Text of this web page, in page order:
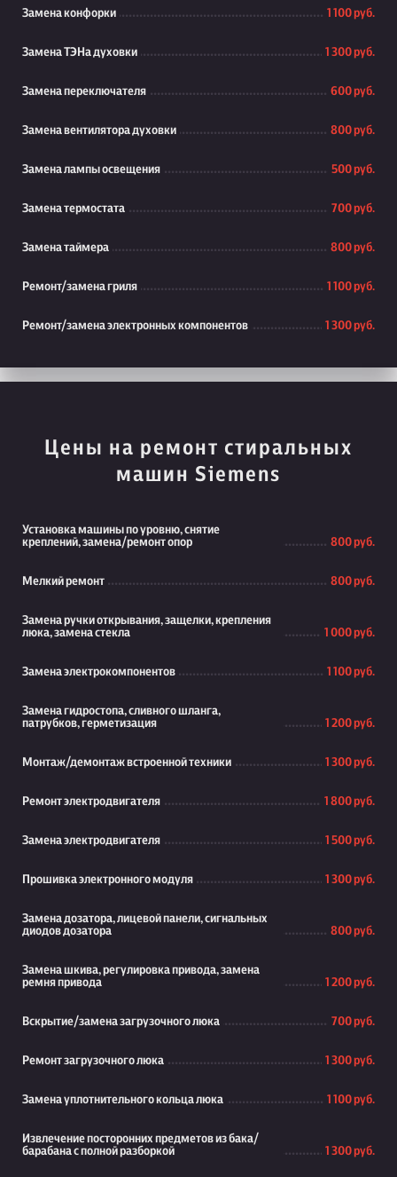
Замена конфорки 1 100 руб.
Замена ТЭНа духовки 1 300 руб.
Замена переключателя 600 руб.
Замена вентилятора духовки 800 руб.
Замена лампы освещения 500 руб.
Замена термостата 700 руб.
Замена таймера 800 руб.
Ремонт/замена гриля 1 100 руб.
Ремонт/замена электронных компонентов 1 300 руб.
Цены на ремонт стиральных
машин Siemens
Установка машины по уровню, снятие
креплений, замена/ремонт опор
800 руб.
Мелкий ремонт 800 руб.
Замена ручки открывания, защелки, крепления
люка, замена стекла
1 000 руб.
Замена электрокомпонентов 1 100 руб.
Замена гидростопа, сливного шланга,
патрубков, герметизация
1 200 руб.
Монтаж/демонтаж встроенной техники 1 300 руб.
Ремонт электродвигателя 1 800 руб.
Замена электродвигателя 1 500 руб.
Прошивка электронного модуля 1 300 руб.
Замена дозатора, лицевой панели, сигнальных
диодов дозатора
800 руб.
Замена шкива, регулировка привода, замена
ремня привода
1 200 руб.
Вскрытие/замена загрузочного люка 700 руб.
Ремонт загрузочного люка 1 300 руб.
Замена уплотнительного кольца люка 1 100 руб.
Извлечение посторонних предметов из бака/
барабана с полной разборкой
1 300 руб.